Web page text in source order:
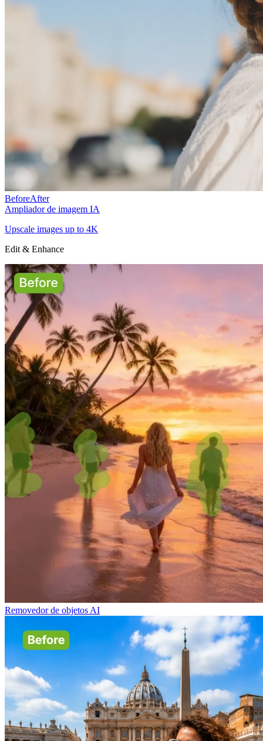
BeforeAfter
Ampliador de imagem IA
Upscale images up to 4K
Edit & Enhance
Removedor de objetos AI